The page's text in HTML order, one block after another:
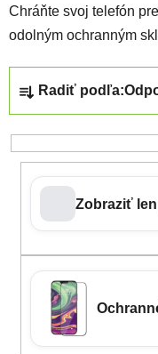
Chráňte svoj telefón
odolným ochranným
Radiť podľa:
Zobraziť